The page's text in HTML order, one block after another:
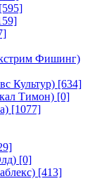
[595]
Фишинг)
Культур) [634]
Тимон) [0]
[1077]
[0]
[413]